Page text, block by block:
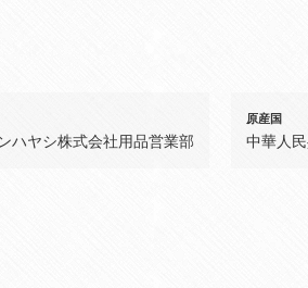
ハヤシ株式会社用品営業部
原産国
中華人